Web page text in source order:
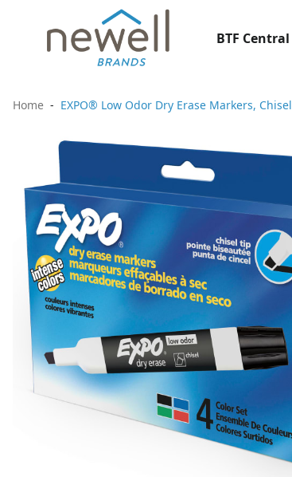
BTF Central
Home EXPO® Low Odor Dry Erase Markers,